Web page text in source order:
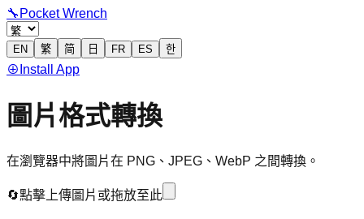
🔧 Pocket Wrench
EN 繁 简 日 FR ES 한
⊕ Install App
圖片格式轉換
在瀏覽器中將圖片在 PNG、JPEG、WebP 之間轉換。
🔄點擊上傳圖片 或拖放至此